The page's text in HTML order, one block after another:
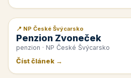
📰 PR článek
📍 NP České Švýcarsko
Penzion Zvoneček
penzion · NP České Švýcarsko
Číst článek →